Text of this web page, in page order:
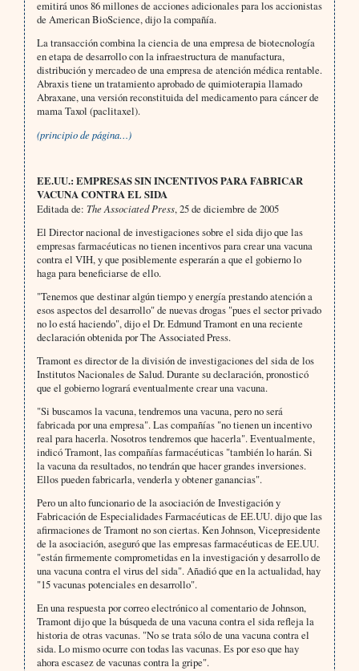
emitirá unos 86 millones de acciones adicionales para los accionistas
de American BioScience, dijo la compañía.
La transacción combina la ciencia de una empresa de biotecnología
en etapa de desarrollo con la infraestructura de manufactura,
distribución y mercadeo de una empresa de atención médica rentable.
Abraxis tiene un tratamiento aprobado de quimioterapia llamado
Abraxane, una versión reconstituida del medicamento para cáncer de
mama Taxol (paclitaxel).
(principio de página…)
EE.UU.: EMPRESAS SIN INCENTIVOS PARA FABRICAR
VACUNA CONTRA EL SIDA
Editada de: The Associated Press, 25 de diciembre de 2005
El Director nacional de investigaciones sobre el sida dijo que las
empresas farmacéuticas no tienen incentivos para crear una vacuna
contra el VIH, y que posiblemente esperarán a que el gobierno lo
haga para beneficiarse de ello.
"Tenemos que destinar algún tiempo y energía prestando atención a
esos aspectos del desarrollo" de nuevas drogas "pues el sector privado
no lo está haciendo", dijo el Dr. Edmund Tramont en una reciente
declaración obtenida por The Associated Press.
Tramont es director de la división de investigaciones del sida de los
Institutos Nacionales de Salud. Durante su declaración, pronosticó
que el gobierno logrará eventualmente crear una vacuna.
"Si buscamos la vacuna, tendremos una vacuna, pero no será
fabricada por una empresa". Las compañías "no tienen un incentivo
real para hacerla. Nosotros tendremos que hacerla". Eventualmente,
indicó Tramont, las compañías farmacéuticas "también lo harán. Si
la vacuna da resultados, no tendrán que hacer grandes inversiones.
Ellos pueden fabricarla, venderla y obtener ganancias".
Pero un alto funcionario de la asociación de Investigación y
Fabricación de Especialidades Farmacéuticas de EE.UU. dijo que las
afirmaciones de Tramont no son ciertas. Ken Johnson, Vicepresidente
de la asociación, aseguró que las empresas farmacéuticas de EE.UU.
"están firmemente comprometidas en la investigación y desarrollo de
una vacuna contra el virus del sida". Añadió que en la actualidad, hay
"15 vacunas potenciales en desarrollo".
En una respuesta por correo electrónico al comentario de Johnson,
Tramont dijo que la búsqueda de una vacuna contra el sida refleja la
historia de otras vacunas. "No se trata sólo de una vacuna contra el
sida. Lo mismo ocurre con todas las vacunas. Es por eso que hay
ahora escasez de vacunas contra la gripe".